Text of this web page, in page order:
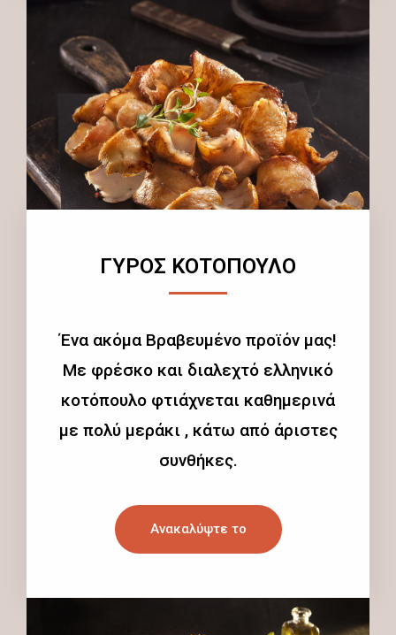
ΓΥΡΟΣ ΚΟΤΟΠΟΥΛΟ
Ένα ακόμα Βραβευμένο προϊόν μας!
Με φρέσκο και διαλεχτό ελληνικό
κοτόπουλο φτιάχνεται καθημερινά
με πολύ μεράκι , κάτω από άριστες
συνθήκες.
Ανακαλύψτε το